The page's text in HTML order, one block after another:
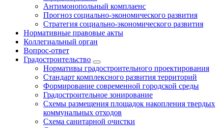
Антимонопольный комплаенс
Прогноз социально-экономического развития
Стратегия социально-экономического развития
Нормативные правовые акты
Коллегиальный орган
Вопрос-ответ
Градостроительство
Нормативы градостроительного проектирования
Стандарт комплексного развития территорий
Формирование современной городской среды
Градостроительное зонирование
Схемы размещения площадок накопления твердых
коммунальных отходов
Схема санитарной очистки